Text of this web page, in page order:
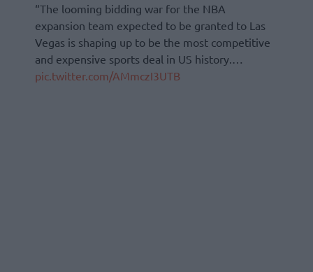
“The looming bidding war for the NBA
expansion team expected to be granted to Las
Vegas is shaping up to be the most competitive
and expensive sports deal in US history.…
pic.twitter.com/AMmczI3UTB